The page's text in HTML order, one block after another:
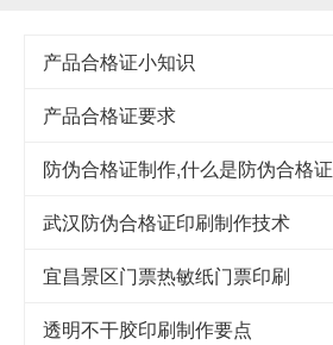
产品合格证小知识
产品合格证要求
防伪合格证制作,什么是防伪合格证
武汉防伪合格证印刷制作技术
宜昌景区门票热敏纸门票印刷
透明不干胶印刷制作要点